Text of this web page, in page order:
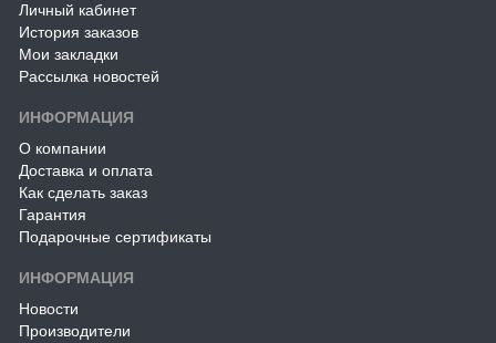
Личный кабинет
История заказов
Мои закладки
Рассылка новостей
ИНФОРМАЦИЯ
О компании
Доставка и оплата
Как сделать заказ
Гарантия
Подарочные сертификаты
ИНФОРМАЦИЯ
Новости
Производители